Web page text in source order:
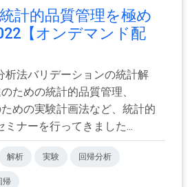
計的品質管理を極め
【オンデマンド配
析法バリデーションの統計解
ための統計的品質管理、
めの実験計画法など、統計的
ナーを行ってきました...
解析 実験 回帰分析
帰